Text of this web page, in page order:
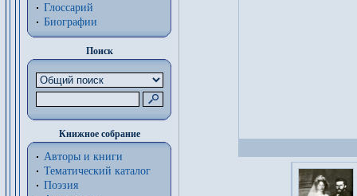
Глоссарий
Биографии
Поиск
Книжное собрание
Авторы и книги
Тематический каталог
Поэзия